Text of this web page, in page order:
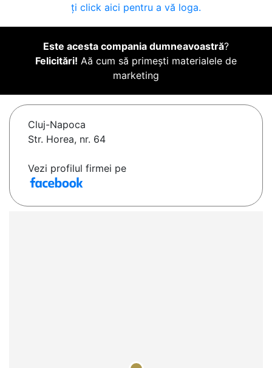
ți click aici pentru a vă loga.
Este acesta compania dumneavoastră?
Felicitări! Aă cum să primești materialele de
marketing
Cluj-Napoca
Str. Horea, nr. 64
Vezi profilul firmei pe